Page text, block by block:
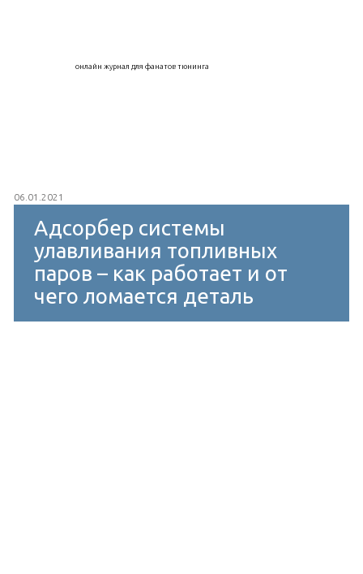
онлайн журнал для фанатов тюнинга
06.01.2021
Адсорбер системы
улавливания топливных
паров – как работает и от
чего ломается деталь